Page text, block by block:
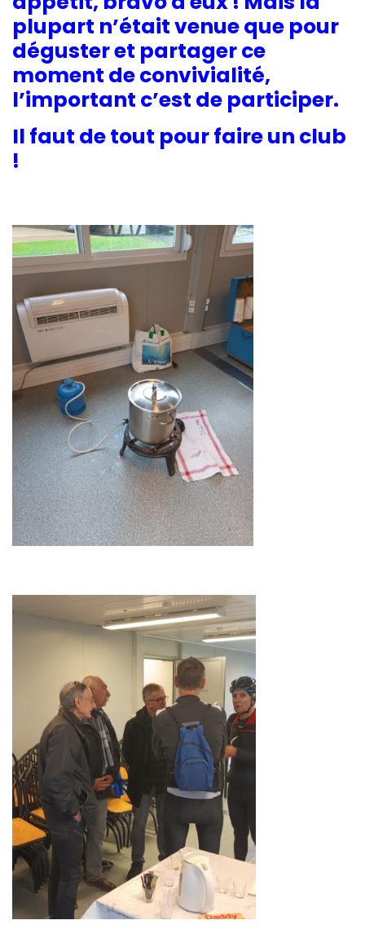
plupart n’était venue que pour
déguster et partager ce
moment de convivialité,
l’important c’est de participer.
Il faut de tout pour faire un club
!